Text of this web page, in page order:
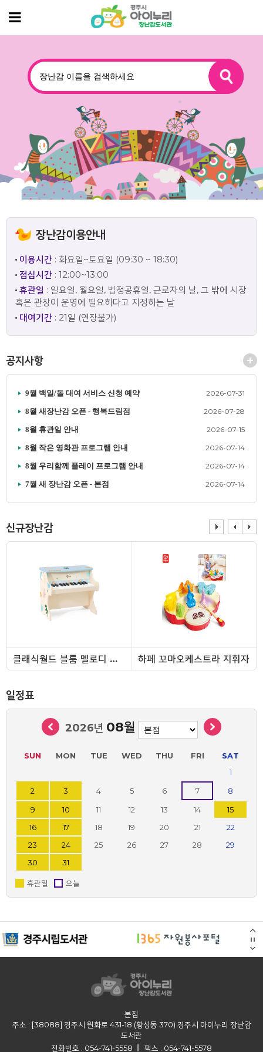
장난감이용안내
이용시간 : 화요일~토요일 (09:30 ~ 18:30)
점심시간 : 12:00~13:00
휴관일 : 일요일, 월요일, 법정공휴일, 근로자의 날, 그 밖에 시장
혹은 관장이 운영에 필요하다고 지정하는 날
대여기간 : 21일 (연장불가)
공지사항
9월 백일/돌 대여 서비스 신청 예약 2026-07-31
8월 새장난감 오픈 - 행복드림점 2026-07-28
8월 휴관일 안내 2026-07-15
8월 작은 영화관 프로그램 안내 2026-07-14
8월 우리함께 플레이 프로그램 안내 2026-07-14
7월 새 장난감 오픈 - 본점 2026-07-14
신규장난감
클래식월드 블룸 멜로디 피아노 하페 꼬마오케스트라 지휘자
하페 멜로디 롤링 하우스 꼬마호랑이 세계지구본놀이
반디 소프트 해양동물
일정표
2026년 08월
SUN MON TUE WED THU FRI
SAT
1
2
3 4 5 6 7
8
9
10 11 12 13 14
15
16
17 18 19 20 21
22
23
24 25 26 27 28
29
30
31
휴관일 오늘
본점
주소 : [38088] 경주시 원화로 431-18 (황성동 370) 경주시 아이누리 장난감
도서관
전화번호 : 054-741-5558
팩스 : 054-741-5578